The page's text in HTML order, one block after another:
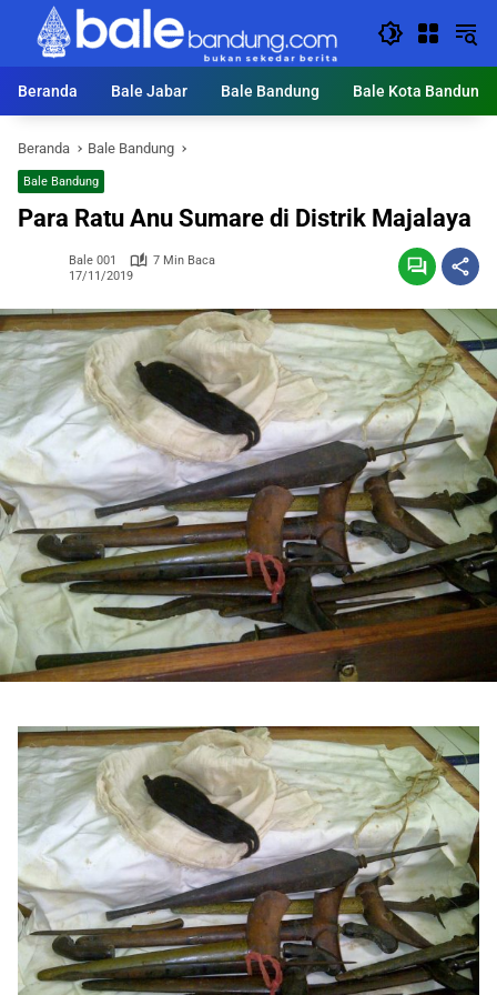
Langsung
konten
Beranda
Bale Jabar Bale Bandung Bale Kota Bandung
Beranda Bale Bandung
Bale Bandung
Para Ratu Anu Sumare di Distrik Majalaya
Bale 001
7 Min Baca
17/11/2019